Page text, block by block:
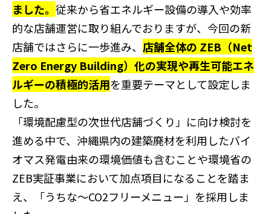
ました。 従来から省エネルギー設備の導入や効率
的な店舗運営に取り組んでおりますが、今回の新
店舗ではさらに一歩進み、 店舗全体の ZEB （Net
Zero Energy Building）化の実現や再生可能エネ
ルギーの積極的活用を重要テーマとして設定しま
した。
「環境配慮型の次世代店舗づくり」に向け検討を
進める中で、沖縄県内の建築廃材を利用したバイ
オマス発電由来の環境価値も含むことや環境省の
ZEB実証事業において加点項目になることを踏ま
え、「うちな～CO2フリーメニュー」を採用しま